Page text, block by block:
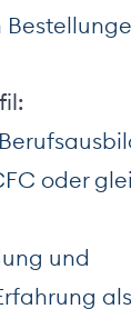
oder
und